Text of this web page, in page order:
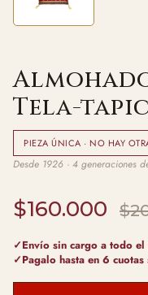
Tela-
PIEZA ÚNICA · NO HAY
Desde 1926 · 4 generaciones
$160.000
Envío sin cargo a todo el
Pagalo hasta en 6